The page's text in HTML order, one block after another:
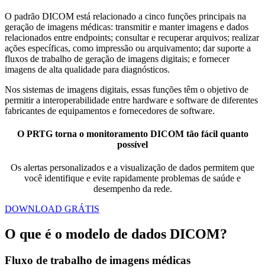
O padrão DICOM está relacionado a cinco funções principais na
geração de imagens médicas: transmitir e manter imagens e dados
relacionados entre endpoints; consultar e recuperar arquivos; realizar
ações específicas, como impressão ou arquivamento; dar suporte a
fluxos de trabalho de geração de imagens digitais; e fornecer
imagens de alta qualidade para diagnósticos.
Nos sistemas de imagens digitais, essas funções têm o objetivo de
permitir a interoperabilidade entre hardware e software de diferentes
fabricantes de equipamentos e fornecedores de software.
O PRTG torna o monitoramento DICOM tão fácil quanto
possível
Os alertas personalizados e a visualização de dados permitem que
você identifique e evite rapidamente problemas de saúde e
desempenho da rede.
DOWNLOAD GRÁTIS
O que é o modelo de dados DICOM?
Fluxo de trabalho de imagens médicas